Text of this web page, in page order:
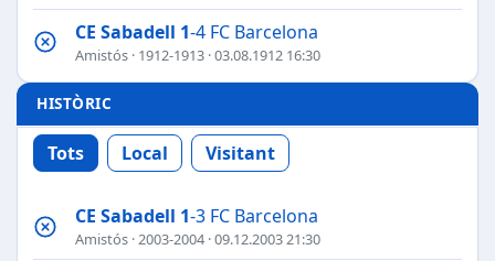
CE Sabadell 1-4 FC Barcelona
Amistós · 1912-1913 · 03.08.1912 16:30
HISTÒRIC
Tots Local Visitant
CE Sabadell 1-3 FC Barcelona
Amistós ·2003-2004 · 09.12.2003 21:30